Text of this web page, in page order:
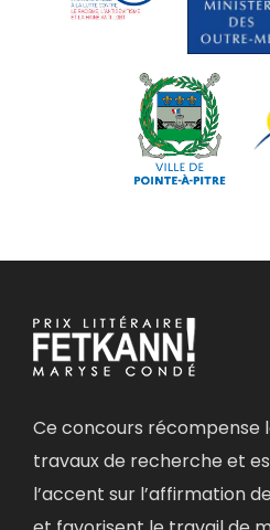
Ce concours récompense
travaux de recherche et
l’accent sur l’affirmation